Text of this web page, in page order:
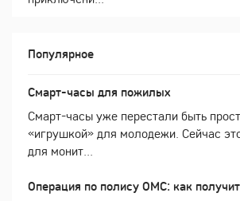
Популярное
Смарт-часы для пожилых
Смарт-часы уже перестали быть
«игрушкой» для молодежи. Сейчас
для монит...
Операция по полису ОМС: как